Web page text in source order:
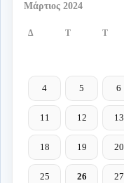
Μάρτιος 2024
Δ Τ Τ
4 5 6
11 12 13
18 19 20
25 26 27